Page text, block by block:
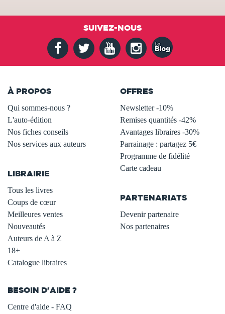
SUIVEZ-NOUS
À PROPOS
Qui sommes-nous ?
L'auto-édition
Nos fiches conseils
Nos services aux auteurs
LIBRAIRIE
Tous les livres
Coups de cœur
Meilleures ventes
Nouveautés
Auteurs de A à Z
18+
Catalogue libraires
OFFRES
Newsletter -10%
Remises quantités -42%
Avantages libraires -30%
Parrainage : partagez 5€
Programme de fidélité
Carte cadeau
PARTENARIATS
Devenir partenaire
Nos partenaires
BESOIN D'AIDE ?
Centre d'aide - FAQ